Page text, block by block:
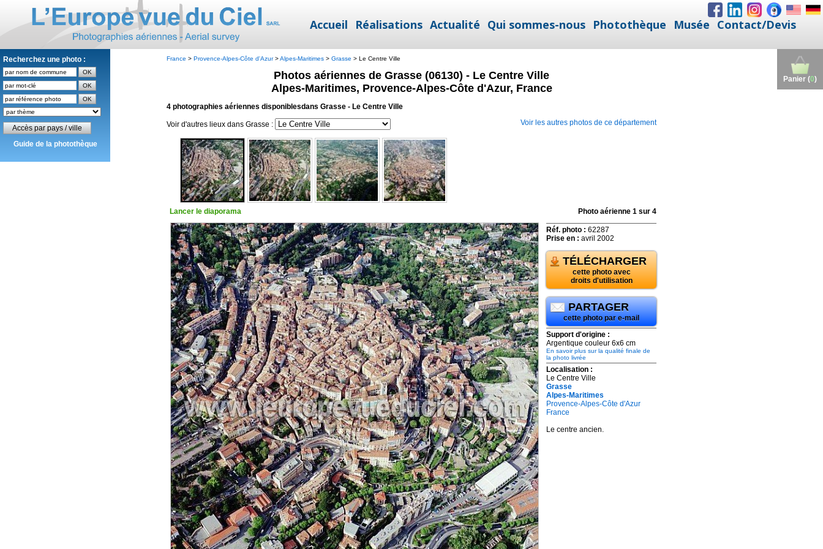
Accueil Réalisations Actualité Qui sommes-nous Photothèque Musée Contact/Devis